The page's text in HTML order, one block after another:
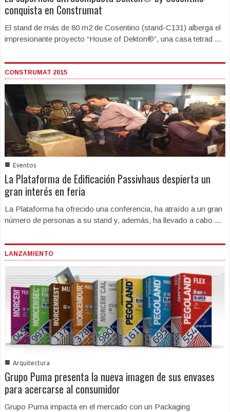
conquista en Construmat
El stand de más de 80 m2 de Cosentino (stand-C131) alberga el
impresionante proyecto “House of Dekton®”, una casa tetrad ...
CONSTRUMAT 2015
■ Eventos
La Plataforma de Edificación Passivhaus despierta un
gran interés en feria
La Plataforma ha ofrecido una conferencia, ha atraído a un gran
número de personas a su stand y, además, ha llevado a cabo ...
LANZAMIENTO
■ Arquitectura
Grupo Puma presenta la nueva imagen de sus envases
para acercarse al consumidor
Grupo Puma impacta en el mercado con un Packaging